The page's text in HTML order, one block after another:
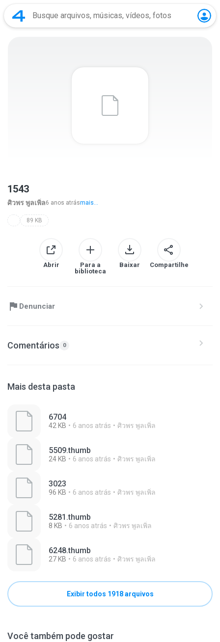
1543
ศิวพร พูลเพิ่ล6 anos atrásmais...
89 KB
Abrir
Para a
biblioteca
Baixar Compartilhe
Denunciar
Comentários 0
Mais desta pasta
6704
42 KB 6 anos atrás ศิวพร พูลเพิ่ล
5509.thumb
24 KB 6 anos atrás ศิวพร พูลเพิ่ล
3023
96 KB 6 anos atrás ศิวพร พูลเพิ่ล
5281.thumb
8 KB 6 anos atrás ศิวพร พูลเพิ่ล
6248.thumb
27 KB 6 anos atrás ศิวพร พูลเพิ่ล
Exibir todos 1918 arquivos
Você também pode gostar